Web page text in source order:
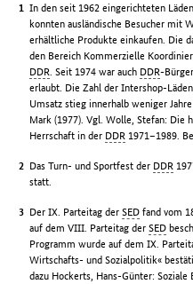
In den seit 1962 eingerichteten
konnten ausländische Besucher mit
erhältliche Produkte einkaufen. Die
den Bereich Kommerzielle
DDR. Seit 1974 war auch DDR-
erlaubt. Die Zahl der Intershop-
Umsatz stieg innerhalb weniger
Mark (1977). Vgl. Wolle, Stefan:
Herrschaft in der DDR 1971–1989.
Das Turn- und Sportfest der DDR
statt.
Der IX. Parteitag derSED fand vom
auf dem VIII. Parteitag derSED
Programm wurde auf dem IX.
Wirtschafts- und Sozialpolitik«
dazu Hockerts, Hans-Günter: